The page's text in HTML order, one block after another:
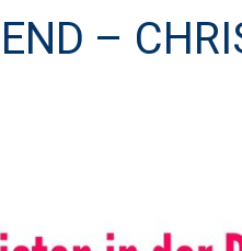
–